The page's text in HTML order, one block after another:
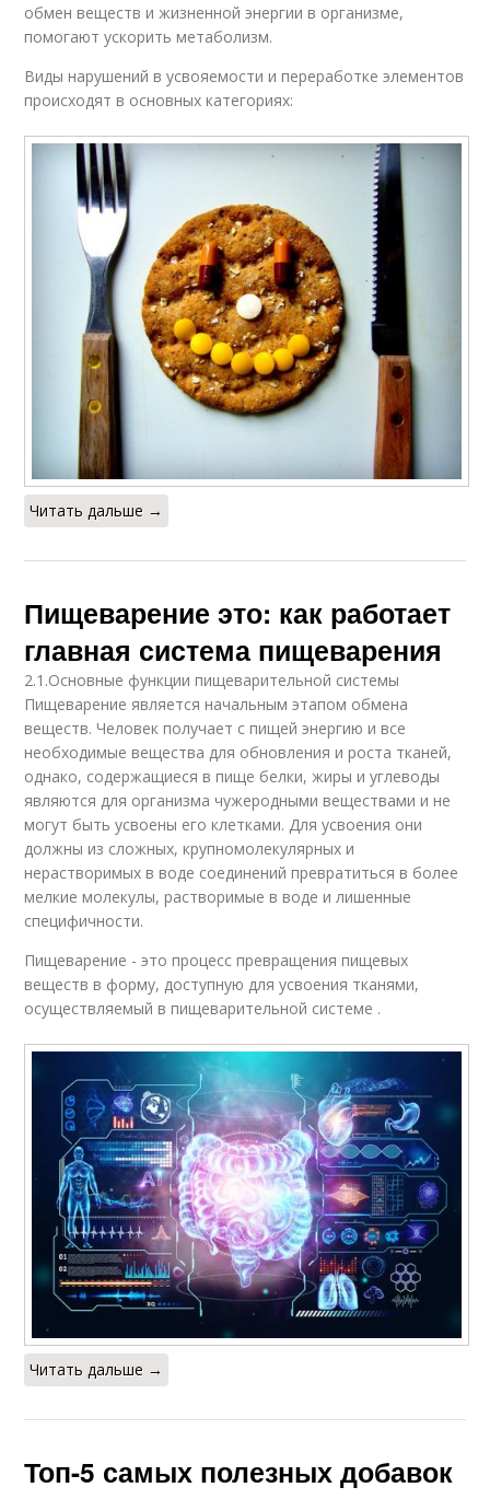
обмен веществ и жизненной энергии в организме,
помогают ускорить метаболизм.
Виды нарушений в усвояемости и переработке элементов
происходят в основных категориях:
Читать дальше →
Пищеварение это: как работает
главная система пищеварения
2.1.Основные функции пищеварительной системы
Пищеварение является начальным этапом обмена
веществ. Человек получает с пищей энергию и все
необходимые вещества для обновления и роста тканей,
однако, содержащиеся в пище белки, жиры и углеводы
являются для организма чужеродными веществами и не
могут быть усвоены его клетками. Для усвоения они
должны из сложных, крупномолекулярных и
нерастворимых в воде соединений превратиться в более
мелкие молекулы, растворимые в воде и лишенные
специфичности.
Пищеварение - это процесс превращения пищевых
веществ в форму, доступную для усвоения тканями,
осуществляемый в пищеварительной системе .
Читать дальше →
Топ-5 самых полезных добавок